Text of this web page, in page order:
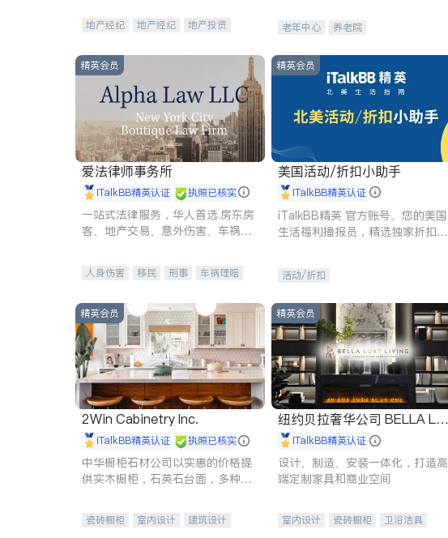
地产经纪 地产经纪
地产投资
老年中心 养老院
精英会员
爱法律师事务所
iTalkBB精英认证 执照已核实
一站式法律服务，华人首选.房东房
客、地产交易、意外伤害、车祸重
人身伤害 移民 刑事
车祸理赔
商标注册
索赔 律师-其它 保释
精英会员
美国活动/折扣小助手
iTalkBB精英认证
iTalkBB精英 官方账号。您的美国
生活福利播报员，精选独家折扣、
活动/折扣
精英会员
2Win Cabinetry Inc.
iTalkBB精英认证 执照已核实
中华橱柜石材公司以实惠的价格提
供实木橱柜，石英石台面，多种优
机。品质厨房，家的选择。
瓷砖橱柜 室内设计
建筑设计
精英会员
纽约贝拉奢华公司 BELLA LUX
E iTalkBB精英认证
设计、制造、安装一体化，打造高
端定制家具和商业空间
室内设计 瓷砖橱柜
卫浴洁具